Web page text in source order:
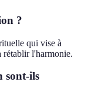
?
qui vise à
rétablir l'harmonie.
sont-ils